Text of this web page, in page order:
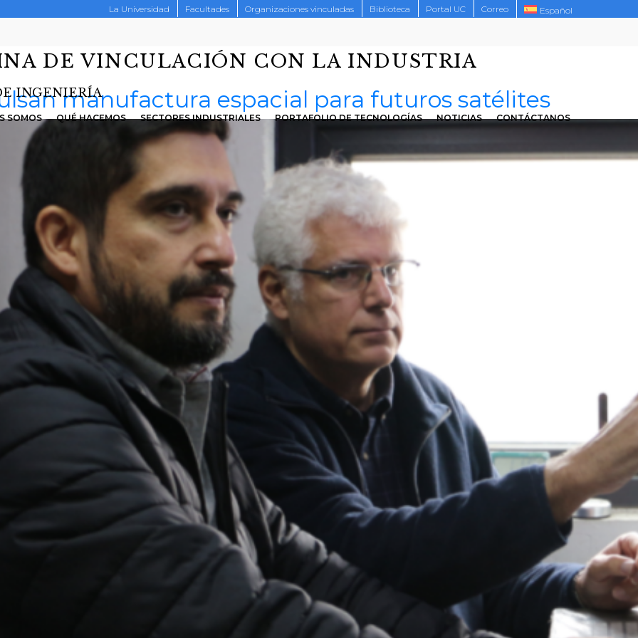
La Universidad Facultades Organizaciones vinculadas Biblioteca Portal UC Correo Español
DE VINCULACIÓN CON LA INDUSTRIA
INGENIERÍA
SOMOS QUÉ HACEMOS SECTORES INDUSTRIALES PORTAFOLIO DE TECNOLOGÍAS NOTICIAS CONTÁCTANOS
manufactura espacial para futuros satélites